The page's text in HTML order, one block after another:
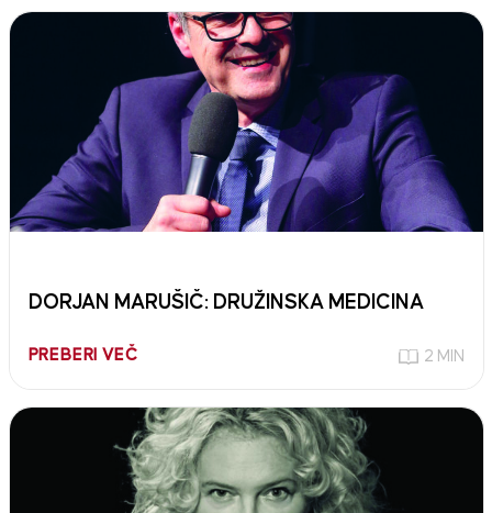
DORJAN MARUŠIČ: DRUŽINSKA MEDICINA
PREBERI VEČ 2 MIN